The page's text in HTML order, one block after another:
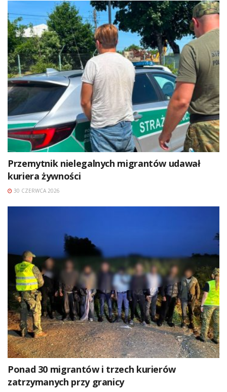
Przemytnik nielegalnych migrantów udawał
kuriera żywności
30 CZERWCA 2026
Ponad 30 migrantów i trzech kurierów
zatrzymanych przy granicy